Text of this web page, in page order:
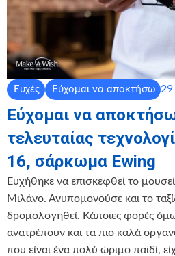
Ευχές Εύχομαι να αποκτήσω 29
Εύχομαι να
τελευταίας
16, σάρκωμα Ewing
Ευχήθηκε να επισκεφθεί το
Μιλάνο. Ανυπομονούσε και το
δρομολογηθεί. Κάποιες φορές
ανατρέπουν και τα πιο καλά
που είναι ένα πολύ ώριμο παιδί,